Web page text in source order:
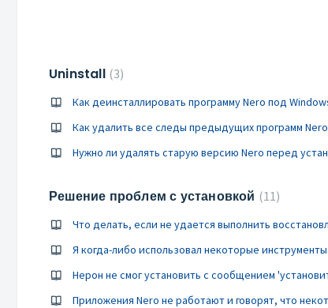
Uninstall 3
Как деинсталлировать программу Nero под
Как удалить все следы предыдущих программ
Нужно ли удалять старую версию Nero перед
Решение проблем с установкой 11
Что делать, если не удается выполнить